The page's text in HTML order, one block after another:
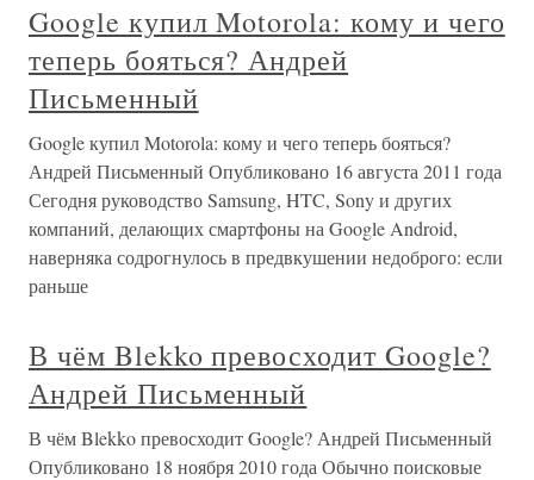
Google купил Motorola: кому и чего
теперь бояться? Андрей
Письменный
Google купил Motorola: кому и чего теперь бояться?
Андрей Письменный Опубликовано 16 августа 2011 года
Сегодня руководство Samsung, HTC, Sony и других
компаний, делающих смартфоны на Google Android,
наверняка содрогнулось в предвкушении недоброго: если
раньше
В чём Blekko превосходит Google?
Андрей Письменный
В чём Blekko превосходит Google? Андрей Письменный
Опубликовано 18 ноября 2010 года Обычно поисковые